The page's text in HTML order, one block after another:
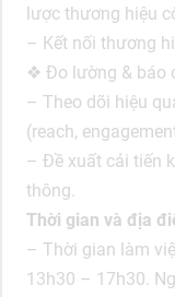
lược thương hiệu
– Kết nối thương
❖ Đo lường & báo
– Theo dõi hiệu
(reach,
– Đề xuất cải tiến
thông.
Thời gian và địa
– Thời gian làm
13h30 – 17h30.